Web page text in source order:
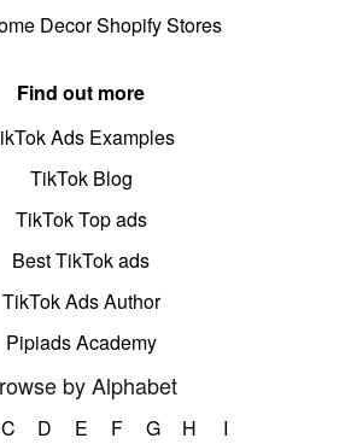
Decor Shopify Stores
Find out more
Ads Examples
TikTok Blog
TikTok Top ads
Best TikTok ads
TikTok Ads Author
Pipiads Academy
by Alphabet
C D E F G H
I